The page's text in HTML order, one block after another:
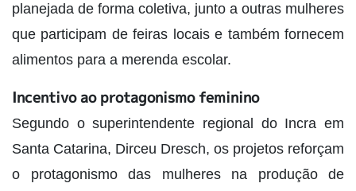
planejada de forma coletiva, junto a outras mulheres
que participam de feiras locais e também fornecem
alimentos para a merenda escolar.
Incentivo ao protagonismo feminino
Segundo o superintendente regional do Incra em
Santa Catarina, Dirceu Dresch, os projetos reforçam
o protagonismo das mulheres na produção de